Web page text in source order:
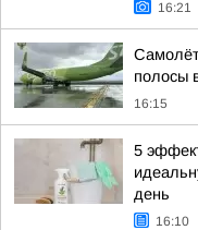
16:21
полосы
16:15
5
день
16:10